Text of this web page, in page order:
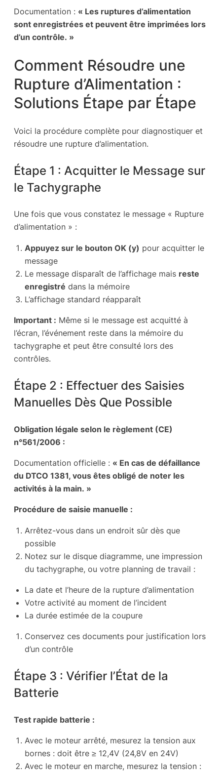
Documentation : « Les ruptures d’alimentation
sont enregistrées et peuvent être imprimées lors
d’un contrôle. »
Comment Résoudre une
Rupture d’Alimentation :
Solutions Étape par Étape
Voici la procédure complète pour diagnostiquer et
résoudre une rupture d’alimentation.
Étape 1 : Acquitter le Message sur
le Tachygraphe
Une fois que vous constatez le message « Rupture
d’alimentation » :
Appuyez sur le bouton OK (y) pour acquitter le
message
Le message disparaît de l’affichage mais reste
enregistré dans la mémoire
L’affichage standard réapparaît
Important : Même si le message est acquitté à
l’écran, l’événement reste dans la mémoire du
tachygraphe et peut être consulté lors des
contrôles.
Étape 2 : Effectuer des Saisies
Manuelles Dès Que Possible
Obligation légale selon le règlement (CE)
n°561/2006 :
Documentation officielle : « En cas de défaillance
du DTCO 1381, vous êtes obligé de noter les
activités à la main. »
Procédure de saisie manuelle :
Arrêtez-vous dans un endroit sûr dès que
possible
Notez sur le disque diagramme, une impression
du tachygraphe, ou votre planning de travail :
La date et l’heure de la rupture d’alimentation
Votre activité au moment de l’incident
La durée estimée de la coupure
Conservez ces documents pour justification lors
d’un contrôle
Étape 3 : Vérifier l’État de la
Batterie
Test rapide batterie :
Avec le moteur arrêté, mesurez la tension aux
bornes : doit être ≥ 12,4V (24,8V en 24V)
Avec le moteur en marche, mesurez la tension :